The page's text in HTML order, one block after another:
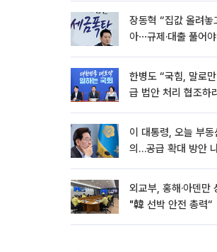
장동혁 “집값 올려놓
아⋯규제·대출 풀어
한병도 “국힘, 말로
급 법안 처리 협조하
이 대통령, 오늘 부동
의…공급 확대 방안
외교부, 홍해·아덴만
"韓 선박 안전 총력“